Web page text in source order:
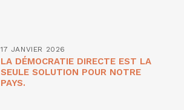
17 JANVIER 2026
LA DÉMOCRATIE DIRECTE EST LA
SEULE SOLUTION POUR NOTRE
PAYS.